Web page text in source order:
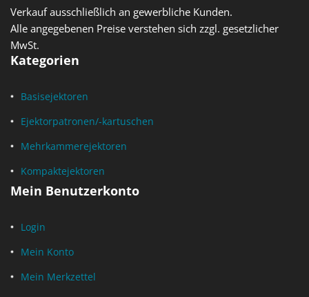
Verkauf ausschließlich an gewerbliche Kunden.
Alle angegebenen Preise verstehen sich zzgl. gesetzlicher
MwSt.
Kategorien
Basisejektoren
Ejektorpatronen/-kartuschen
Mehrkammerejektoren
Kompaktejektoren
Mein Benutzerkonto
Login
Mein Konto
Mein Merkzettel